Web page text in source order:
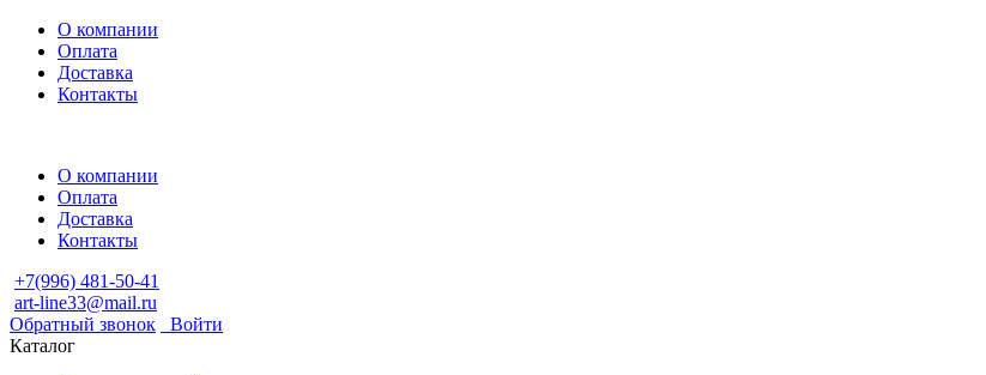
О компании
Оплата
Доставка
Контакты
О компании
Оплата
Доставка
Контакты
+7(996) 481-50-41
art-line33@mail.ru
Обратный звонок
Войти
Каталог